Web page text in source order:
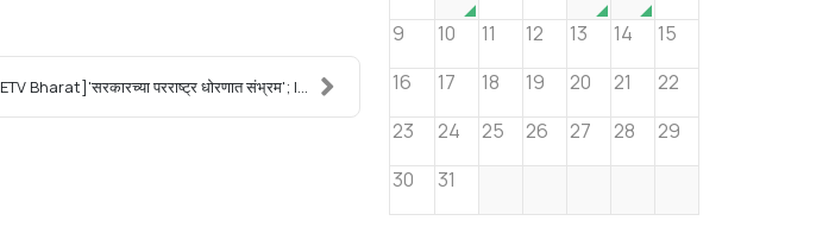
[ETV Bharat]'सरकारच्या परराष्ट्र धोरणात संभ्रम'; I...
9
10 11 12 13 14
15
16
17 18 19 20 21
22
23
24 25 26 27 28
29
30
31